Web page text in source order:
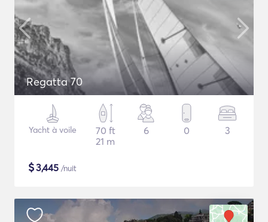
Regatta 70
Yacht à voile
70 ft
21 m
6 0 3
$3,445 /nuit